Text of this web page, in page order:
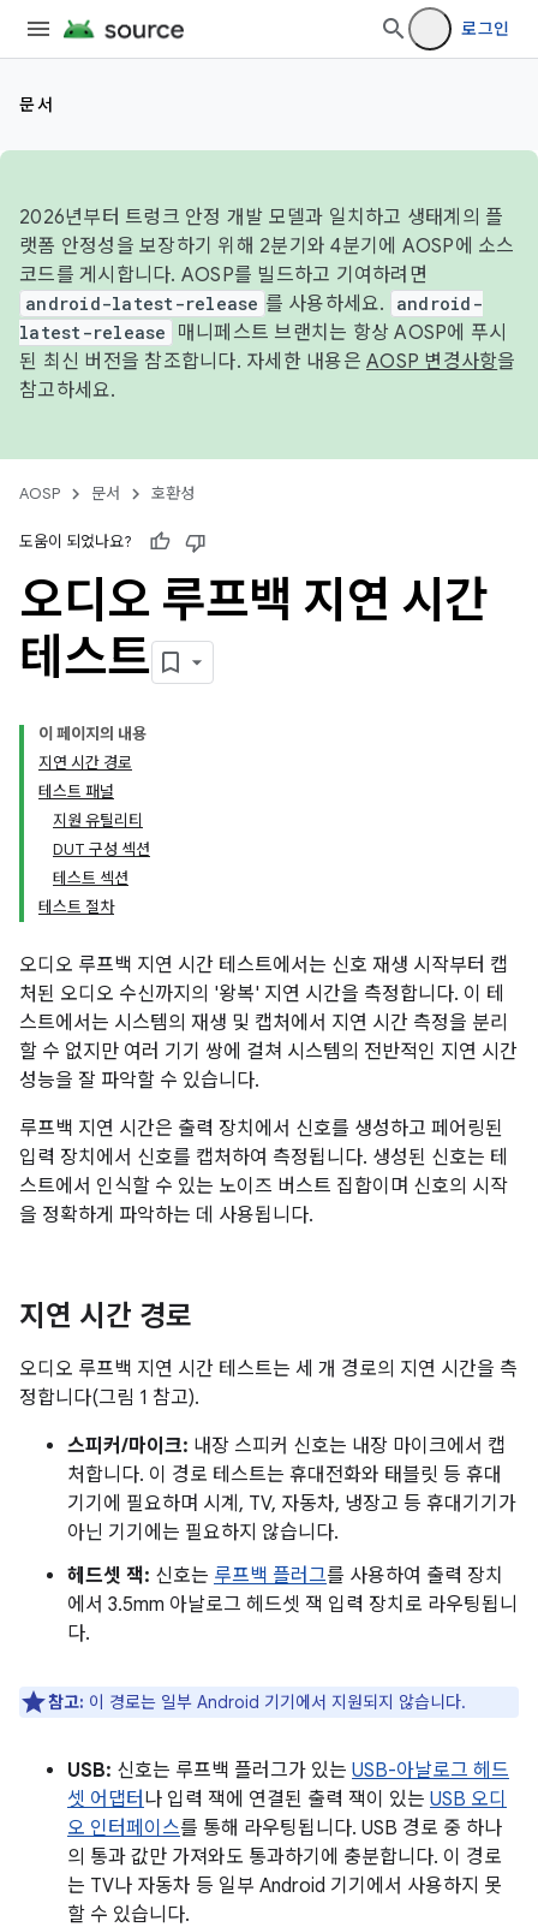
로그인
문서
2026년부터 트렁크 안정 개발 모델과 일치하고 생태계의 플
랫폼 안정성을 보장하기 위해 2분기와 4분기에 AOSP에 소스
코드를 게시합니다. AOSP를 빌드하고 기여하려면
android-latest-release 를 사용하세요.
android-
latest-release
매니페스트 브랜치는 항상 AOSP에 푸시
된 최신 버전을 참조합니다. 자세한 내용은 AOSP 변경사항을
참고하세요.
AOSP 문서 호환성
도움이 되었나요?
오디오 루프백 지연 시간
테스트
이 페이지의 내용
지연 시간 경로
테스트 패널
지원 유틸리티
DUT 구성 섹션
테스트 섹션
테스트 절차
오디오 루프백 지연 시간 테스트에서는 신호 재생 시작부터 캡
처된 오디오 수신까지의 '왕복' 지연 시간을 측정합니다. 이 테
스트에서는 시스템의 재생 및 캡처에서 지연 시간 측정을 분리
할 수 없지만 여러 기기 쌍에 걸쳐 시스템의 전반적인 지연 시간
성능을 잘 파악할 수 있습니다.
루프백 지연 시간은 출력 장치에서 신호를 생성하고 페어링된
입력 장치에서 신호를 캡처하여 측정됩니다. 생성된 신호는 테
스트에서 인식할 수 있는 노이즈 버스트 집합이며 신호의 시작
을 정확하게 파악하는 데 사용됩니다.
지연 시간 경로
오디오 루프백 지연 시간 테스트는 세 개 경로의 지연 시간을 측
정합니다(그림 1 참고).
스피커/마이크: 내장 스피커 신호는 내장 마이크에서 캡
처합니다. 이 경로 테스트는 휴대전화와 태블릿 등 휴대
기기에 필요하며 시계, TV, 자동차, 냉장고 등 휴대기기가
아닌 기기에는 필요하지 않습니다.
헤드셋 잭: 신호는 루프백 플러그를 사용하여 출력 장치
에서 3.5mm 아날로그 헤드셋 잭 입력 장치로 라우팅됩니
다.
참고: 이 경로는 일부 Android 기기에서 지원되지 않습니다.
USB: 신호는 루프백 플러그가 있는 USB-아날로그 헤드
셋 어댑터 나 입력 잭에 연결된 출력 잭이 있는 USB 오디
오 인터페이스를 통해 라우팅됩니다. USB 경로 중 하나
의 통과 값만 가져와도 통과하기에 충분합니다. 이 경로
는 TV나 자동차 등 일부 Android 기기에서 사용하지 못
할 수 있습니다.